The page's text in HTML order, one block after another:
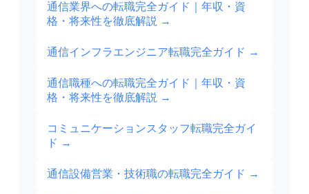
通信業界への転職完全ガイド｜年収・資
格・将来性を徹底解説 →
通信インフラエンジニア転職完全ガイド →
通信職種への転職完全ガイド｜年収・資
格・将来性を徹底解説 →
コミュニケーションスタッフ転職完全ガイ
ド →
通信設備営業・技術職の転職完全ガイド →